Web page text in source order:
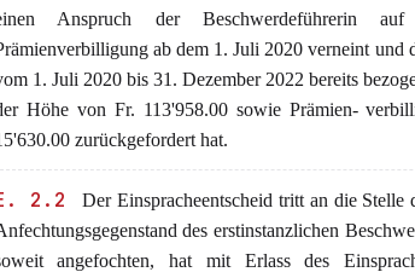
Anspruch der Beschwerdeführerin auf
ab dem 1. Juli 2020 verneint und
1. Juli 2020 bis 31. Dezember 2022 bereits
Höhe von Fr. 113'958.00 sowie Prämien-
zurückgefordert hat.
2.2
Der Einspracheentscheid tritt an die
des erstinstanzlichen
angefochten, hat mit Erlass des